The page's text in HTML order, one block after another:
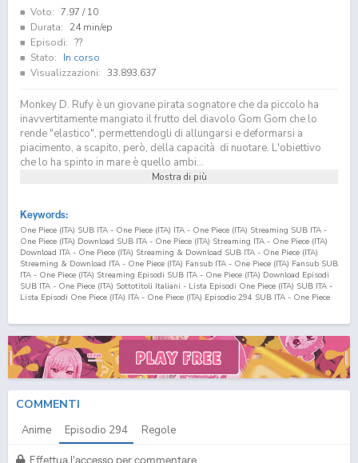
Voto: 7.97 / 10
Durata:
24 min/ep
Episodi: ??
Stato:
In corso
Visualizzazioni: 33.893.637
Monkey D. Rufy è un giovane pirata sognatore che da piccolo ha
inavvertitamente mangiato il frutto del diavolo Gom Gom che lo
rende "elastico", permettendogli di allungarsi e deformarsi a
piacimento, a scapito, però, della capacità di nuotare. L'obiettivo
che lo ha spinto in mare è quello ambi...
Mostra di più
Keywords:
One Piece (ITA) SUB ITA - One Piece (ITA) ITA - One Piece (ITA) Streaming SUB ITA -
One Piece (ITA) Download SUB ITA - One Piece (ITA) Streaming ITA - One Piece (ITA)
Download ITA - One Piece (ITA) Streaming & Download SUB ITA - One Piece (ITA)
Streaming & Download ITA - One Piece (ITA) Fansub ITA - One Piece (ITA) Fansub SUB
ITA - One Piece (ITA) Streaming Episodi SUB ITA - One Piece (ITA) Download Episodi
SUB ITA - One Piece (ITA) Sottotitoli Italiani - Lista Episodi One Piece (ITA) SUB ITA -
Lista Episodi One Piece (ITA) ITA - One Piece (ITA) Episodio 294 SUB ITA - One Piece
COMMENTI
Anime Episodio 294 Regole
Effettua l'accesso per commentare.